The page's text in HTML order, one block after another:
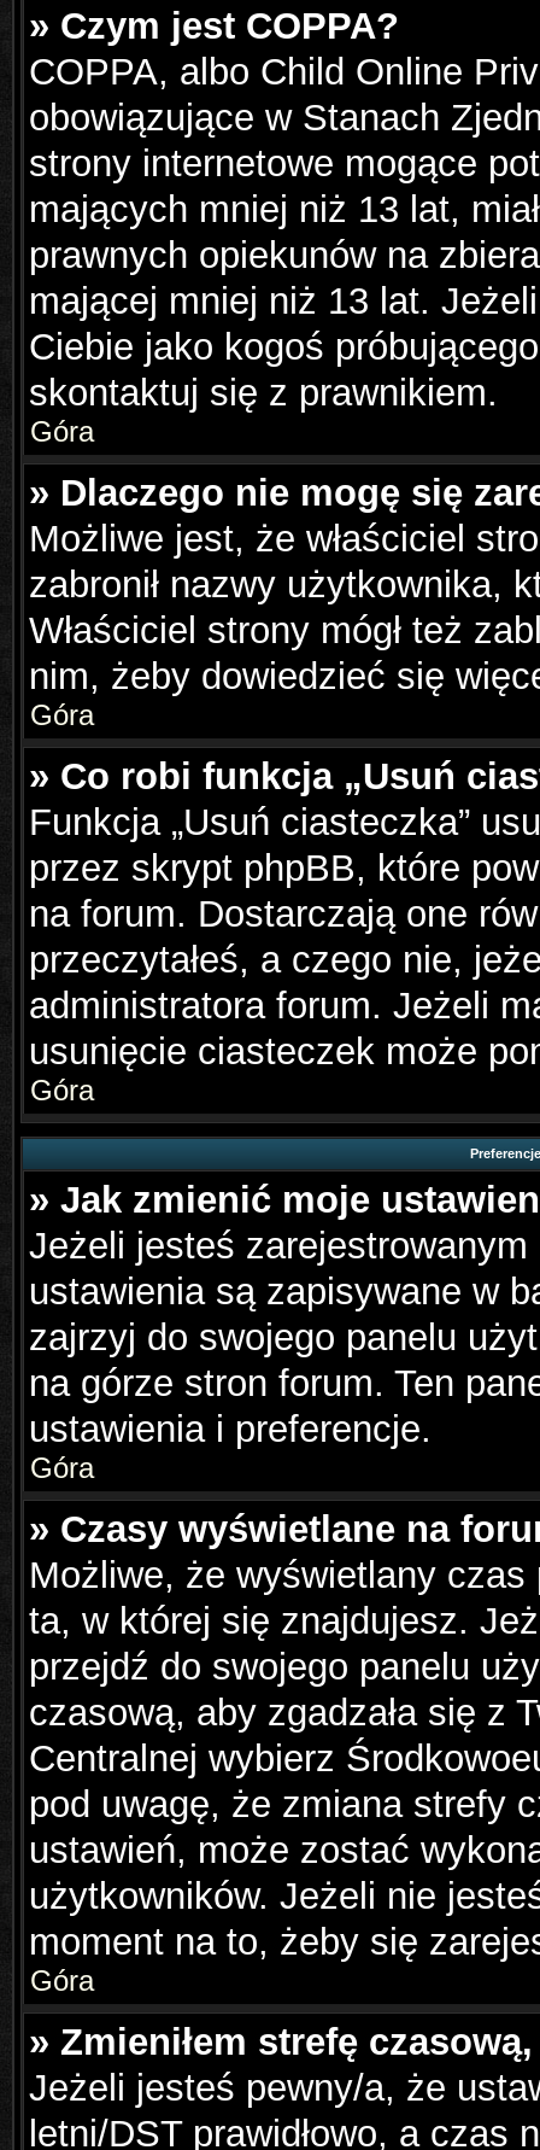
» Czym jest COPPA?
COPPA, albo Child Online
obowiązujące w Stanach
strony internetowe mogące
mających mniej niż 13 lat,
prawnych opiekunów na
mającej mniej niż 13 lat.
Ciebie jako kogoś
skontaktuj się z prawnikiem.
Góra
» Dlaczego nie mogę się
Możliwe jest, że właściciel
zabronił nazwy użytkownika,
Właściciel strony mógł też
nim, żeby dowiedzieć się
Góra
» Co robi funkcja „Usuń
Funkcja „Usuń ciasteczka”
przez skrypt phpBB, które
na forum. Dostarczają one
przeczytałeś, a czego nie,
administratora forum. Jeżeli
usunięcie ciasteczek może
Góra
» Jak zmienić moje
Jeżeli jesteś
ustawienia są zapisywane w
zajrzyj do swojego panelu
na górze stron forum. Ten
ustawienia i preferencje.
Góra
» Czasy wyświetlane na
Możliwe, że wyświetlany
ta, w której się znajdujesz.
przejdź do swojego panelu
czasową, aby zgadzała się z
Centralnej wybierz
pod uwagę, że zmiana strefy
ustawień, może zostać
użytkowników. Jeżeli nie
moment na to, żeby się
Góra
» Zmieniłem strefę
Jeżeli jesteś pewny/a, że
letni/DST prawidłowo, a czas